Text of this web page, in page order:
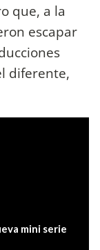
que, a la
escapar
diferente,